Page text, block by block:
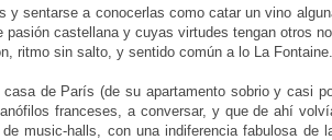
y sentarse a conocerlas como catar un vino
pasión castellana y cuyas virtudes tengan otros
ritmo sin salto, y sentido común a lo La Fontaine.
de París (de su apartamento sobrio y casi
franceses, a conversar, y que de ahí
music-halls, con una indiferencia fabulosa de